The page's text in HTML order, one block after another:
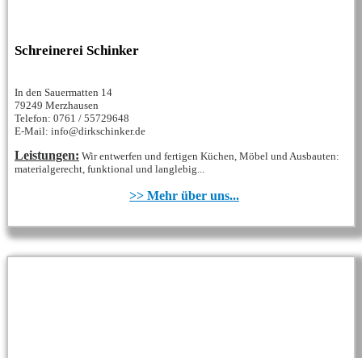
Schreinerei Schinker
In den Sauermatten 14
79249 Merzhausen
Telefon: 0761 / 55729648
E-Mail: info@dirkschinker.de
Leistungen: Wir entwerfen und fertigen Küchen, Möbel und Ausbauten:
materialgerecht, funktional und langlebig...
>> Mehr über uns...